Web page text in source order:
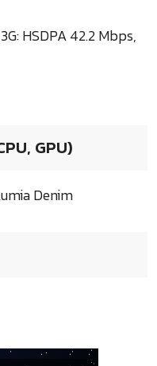
HSDPA 42.2 Mbps,
GPU)
Denim